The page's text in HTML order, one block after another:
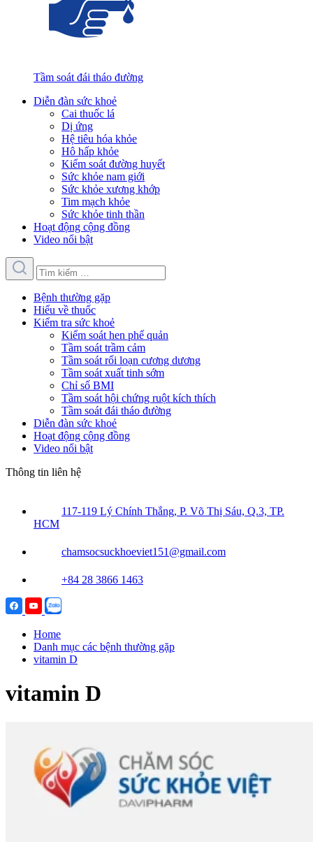
Tầm soát đái tháo đường
Diễn đàn sức khoẻ
Cai thuốc lá
Dị ứng
Hệ tiêu hóa khỏe
Hô hấp khỏe
Kiểm soát đường huyết
Sức khỏe nam giới
Sức khỏe xương khớp
Tim mạch khỏe
Sức khỏe tinh thần
Hoạt động cộng đồng
Video nổi bật
Bệnh thường gặp
Hiểu về thuốc
Kiểm tra sức khoẻ
Kiểm soát hen phế quản
Tầm soát trầm cảm
Tầm soát rối loạn cương dương
Tầm soát xuất tinh sớm
Chỉ số BMI
Tầm soát hội chứng ruột kích thích
Tầm soát đái tháo đường
Diễn đàn sức khoẻ
Hoạt động cộng đồng
Video nổi bật
Thông tin liên hệ
117-119 Lý Chính Thắng, P. Võ Thị Sáu, Q.3, TP.
HCM
chamsocsuckhoeviet151@gmail.com
+84 28 3866 1463
Home
Danh mục các bệnh thường gặp
vitamin D
vitamin D